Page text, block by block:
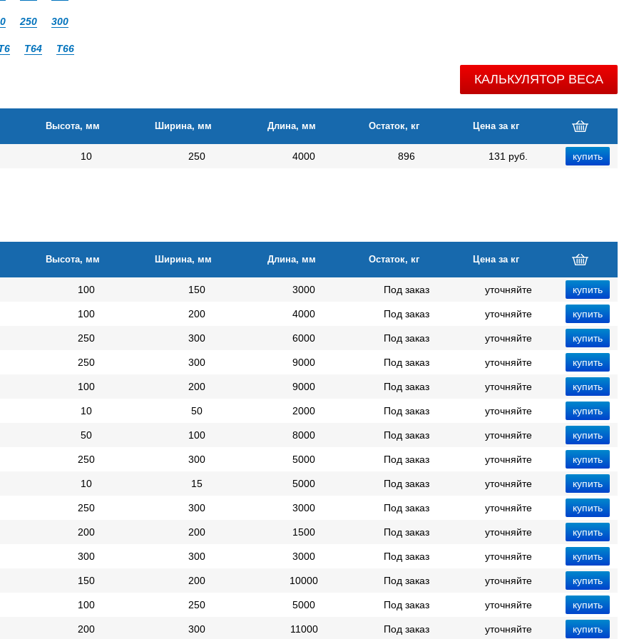
250 300
Т64 Т66
КАЛЬКУЛЯТОР ВЕСА
Высота, мм Ширина, мм Длина, мм Остаток, кг Цена за кг
10 250 4000 896 131 руб.
Высота, мм Ширина, мм Длина, мм Остаток, кг Цена за кг
100 150 3000 Под заказ уточняйте
100 200 4000 Под заказ уточняйте
250 300 6000 Под заказ уточняйте
250 300 9000 Под заказ уточняйте
100 200 9000 Под заказ уточняйте
10 50 2000 Под заказ уточняйте
50 100 8000 Под заказ уточняйте
250 300 5000 Под заказ уточняйте
10 15 5000 Под заказ уточняйте
250 300 3000 Под заказ уточняйте
200 200 1500 Под заказ уточняйте
300 300 3000 Под заказ уточняйте
150 200 10000 Под заказ уточняйте
100 250 5000 Под заказ уточняйте
200 300 11000 Под заказ уточняйте